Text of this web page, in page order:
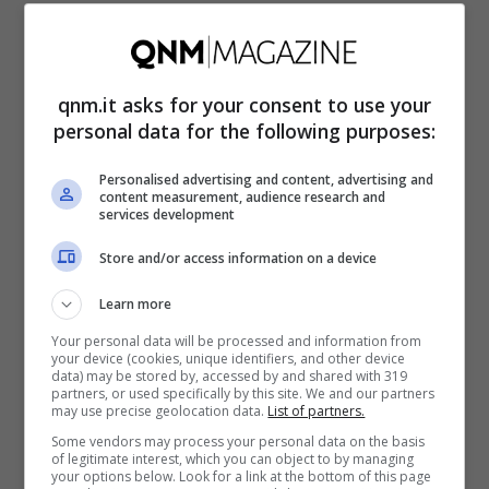
I funghi sono cibi ricchi di fibre solubili e
fitosteroli, elementi che contribuiscono a
ridurre i livelli di colesterolo LDL e
lipoproteine nel sangue. In particolare, lo
shiitake, fungo molto consumato proveniente
da Cina e Giappone, è in grado di proteggere
il nostro cuore e ridurre il rischio di malattie
cardiovascolari; il maitake, o grifola, può
invece influire positivamente sulla pressione
rischio di sviluppare ipertensione. In
qnm.it asks for your consent to use your
personal data for the following purposes:
Personalised advertising and content, advertising and
content measurement, audience research and
services development
Store and/or access information on a device
Learn more
Your personal data will be processed and information from
your device (cookies, unique identifiers, and other device
data) may be stored by, accessed by and shared with 319
partners, or used specifically by this site. We and our partners
may use precise geolocation data. List of partners.
Some vendors may process your personal data on the basis
of legitimate interest, which you can object to by managing
your options below. Look for a link at the bottom of this page